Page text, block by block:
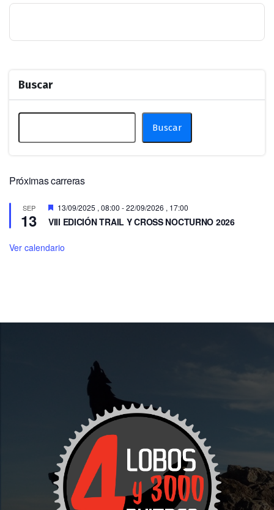
Buscar
Buscar
Próximas carreras
SEP
13
Destacado
13/09/2025 , 08:00 -22/09/2026 , 17:00
VIII EDICIÓN TRAIL Y CROSS NOCTURNO 2026
Ver calendario